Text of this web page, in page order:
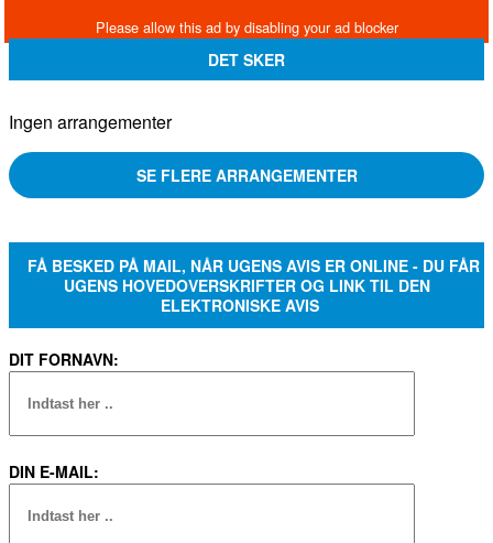
DET SKER
Ingen arrangementer
SE FLERE ARRANGEMENTER
FÅ BESKED PÅ MAIL, NÅR UGENS AVIS ER ONLINE - DU FÅR
UGENS HOVEDOVERSKRIFTER OG LINK TIL DEN
ELEKTRONISKE AVIS
DIT FORNAVN:
DIN E-MAIL: